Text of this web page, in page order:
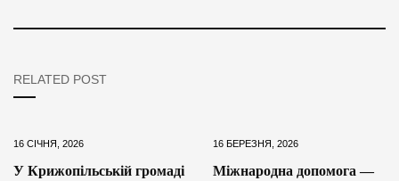
RELATED POST
16 СІЧНЯ, 2026
У Крижопільській громаді
16 БЕРЕЗНЯ, 2026
Міжнародна допомога —